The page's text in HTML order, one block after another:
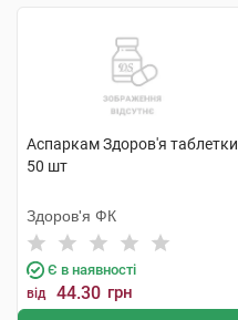
Аспаркам Здоров'я таблетки
50 шт
Здоров'я ФК
Є в наявності
від 44.30 грн